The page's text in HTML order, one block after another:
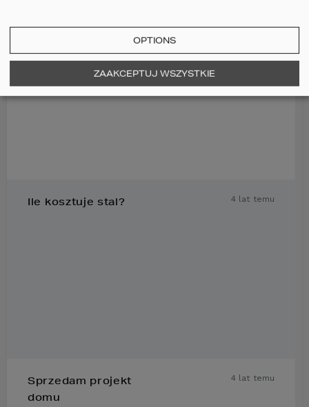
Ile kosztuje stal? 4 lat temu
Sprzedam projekt
domu
4 lat temu
OPTIONS
ZAAKCEPTUJ WSZYSTKIE